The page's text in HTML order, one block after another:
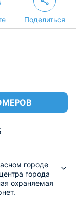
Поделиться
городе
города
охраняемая